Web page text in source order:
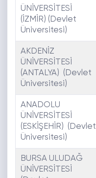
ÜNİVERSİTESİ
(İZMİR) (Devlet
Üniversitesi)
AKDENİZ
ÜNİVERSİTESİ
(ANTALYA) (Devlet
Üniversitesi)
ANADOLU
ÜNİVERSİTESİ
(ESKİŞEHİR) (Devlet
Üniversitesi)
BURSA ULUDAĞ
ÜNİVERSİTESİ